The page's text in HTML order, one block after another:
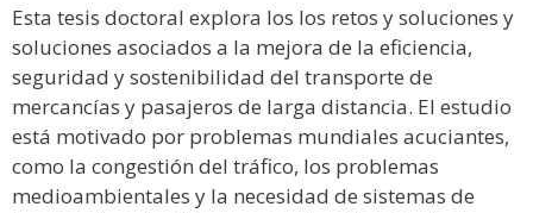
Esta tesis doctoral explora los los retos y soluciones y
soluciones asociados a la mejora de la eficiencia,
seguridad y sostenibilidad del transporte de
mercancías y pasajeros de larga distancia. El estudio
está motivado por problemas mundiales acuciantes,
como la congestión del tráfico, los problemas
medioambientales y la necesidad de sistemas de